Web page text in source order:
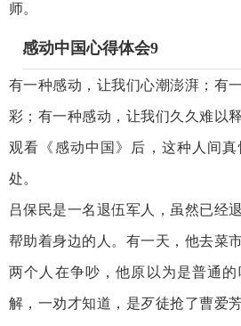
师。
感动中国心得体会9
有一种感动，让我们心潮澎湃；有
彩；有一种感动，让我们久久难以
观看《感动中国》后，这种人间
处。
吕保民是一名退伍军人，虽然已经
帮助着身边的人。有一天，他去菜
两个人在争吵，他原以为是普通
解，一劝才知道，是歹徒抢了曹爱